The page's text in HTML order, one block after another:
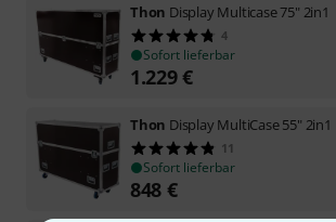
Thon Display Multicase 75" 2in1
4
Sofort lieferbar
1.229€
Thon Display MultiCase 55" 2in1
11
Sofort lieferbar
848 €